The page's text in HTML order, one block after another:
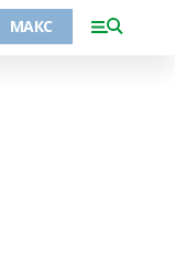
МАКС